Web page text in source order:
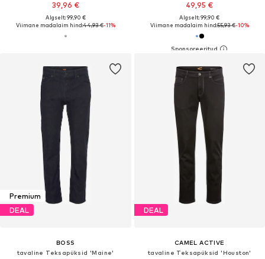
39,96 €
Algselt: 99,90 €
Viimane madalaim hind:44,93 €-11%
49,95 €
Algselt: 99,90 €
Viimane madalaim hind:55,93 €-10%
Premium
DEAL
BOSS
tavaline Teksapüksid 'Maine'
DEAL
CAMEL ACTIVE
tavaline Teksapüksid 'Houston'